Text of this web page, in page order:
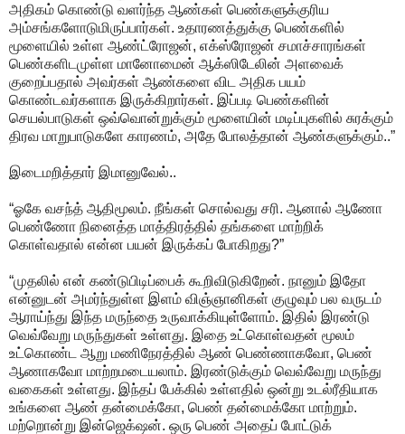
அதிகம் கொண்டு வளர்ந்த ஆண்கள் பெண்களுக்குரிய
அம்சங்களோடுமிருப்பார்கள். உதாரணத்துக்கு பெண்களில்
மூளையில் உள்ள ஆண்ட்ரோஜன், எக்ஸ்ரோஜன் சமாச்சாரங்கள்
பெண்களிடமுள்ள மானோமைன் ஆக்ஸிடேலின் அளவைக்
குறைப்பதால் அவர்கள் ஆண்களை விட அதிக பயம்
கொண்டவர்களாக இருக்கிறார்கள். இப்படி பெண்களின்
செயல்பாடுகள் ஒவ்வொன்றுக்கும் மூளையின் மடிப்புகளில் சுரக்கும்
திரவ மாறுபாடுகளே காரணம், அதே போலத்தான் ஆண்களுக்கும்..”
இடைமறித்தார் இமானுவேல்..
“ஓகே வசந்த் ஆதிமூலம். நீங்கள் சொல்வது சரி. ஆனால் ஆணோ
பெண்ணோ நினைத்த மாத்திரத்தில் தங்களை மாற்றிக்
கொள்வதால் என்ன பயன் இருக்கப் போகிறது?”
“முதலில் என் கண்டுபிடிப்பைக் கூறிவிடுகிறேன். நானும் இதோ
என்னுடன் அமர்ந்துள்ள இளம் விஞ்ஞானிகள் குழுவும் பல வருடம்
ஆராய்ந்து இந்த மருந்தை உருவாக்கியுள்ளோம். இதில் இரண்டு
வெவ்வேறு மருந்துகள் உள்ளது. இதை உட்கொள்வதன் மூலம்
உட்கொண்ட ஆறு மணிநேரத்தில் ஆண் பெண்ணாகவோ, பெண்
ஆணாகவோ மாற்றமடையலாம். இரண்டுக்கும் வெவ்வேறு மருந்து
வகைகள் உள்ளது. இந்தப் பேக்கில் உள்ளதில் ஒன்று உடல்ரீதியாக
உங்களை ஆண் தன்மைக்கோ, பெண் தன்மைக்கோ மாற்றும்.
மற்றொன்று இன்ஜெக்‌ஷன். ஒரு பெண் அதைப் போட்டுக்